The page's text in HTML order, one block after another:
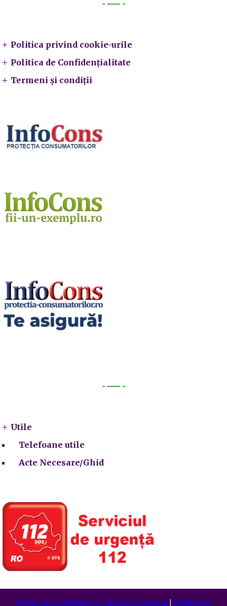
Politica privind cookie-urile
Politica de Confidențialitate
Termeni și condiții
Utile
Telefoane utile
Acte Necesare/Ghid
Prelucrarea datelor cu caracter personal| Politica de